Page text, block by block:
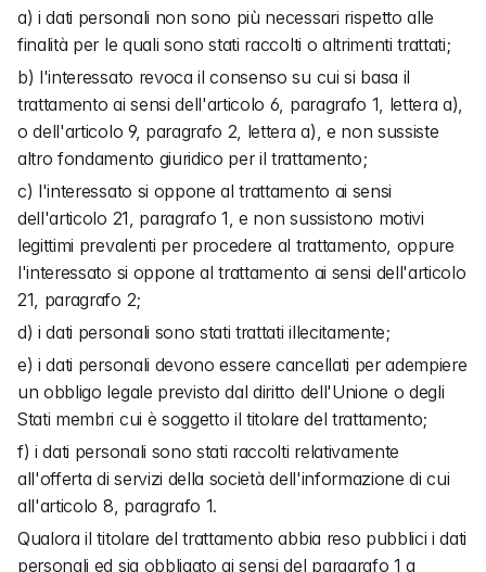
a) i dati personali non sono più necessari rispetto alle
finalità per le quali sono stati raccolti o altrimenti trattati;
b) l'interessato revoca il consenso su cui si basa il
trattamento ai sensi dell'articolo 6, paragrafo 1, lettera a),
o dell'articolo 9, paragrafo 2, lettera a), e non sussiste
altro fondamento giuridico per il trattamento;
c) l'interessato si oppone al trattamento ai sensi
dell'articolo 21, paragrafo 1, e non sussistono motivi
legittimi prevalenti per procedere al trattamento, oppure
l'interessato si oppone al trattamento ai sensi dell'articolo
21, paragrafo 2;
d) i dati personali sono stati trattati illecitamente;
e) i dati personali devono essere cancellati per adempiere
un obbligo legale previsto dal diritto dell'Unione o degli
Stati membri cui è soggetto il titolare del trattamento;
f) i dati personali sono stati raccolti relativamente
all'offerta di servizi della società dell'informazione di cui
all'articolo 8, paragrafo 1.
Qualora il titolare del trattamento abbia reso pubblici i dati
personali ed sia obbligato ai sensi del paragrafo 1 a